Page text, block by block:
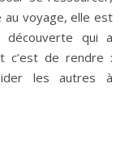
au voyage, elle est
découverte qui a
c’est de rendre :
les autres à